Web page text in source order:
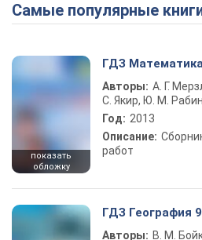
Самые популярные
показать
обложку
ГДЗ
Авторы: А. Г.
С. Якир, Ю. М.
Год: 2013
Описание:
работ
ГДЗ География
Авторы: В. М.